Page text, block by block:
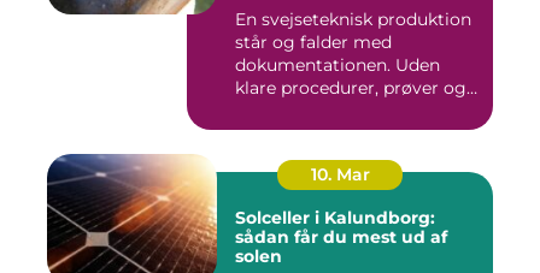
En svejseteknisk produktion
står og falder med
dokumentationen. Uden
klare procedurer, prøver og
10. Mar
Solceller i Kalundborg:
sådan får du mest ud af
solen